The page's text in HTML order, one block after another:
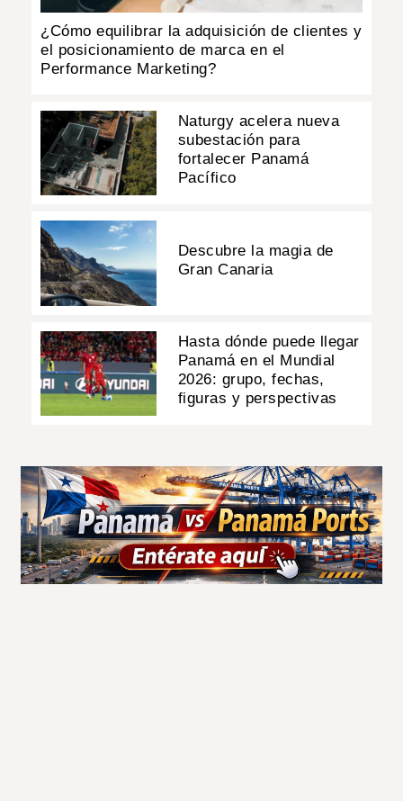
¿Cómo equilibrar la adquisición de clientes y
el posicionamiento de marca en el
Performance Marketing?
Naturgy acelera nueva
subestación para
fortalecer Panamá
Pacífico
Descubre la magia de
Gran Canaria
Hasta dónde puede llegar
Panamá en el Mundial
2026: grupo, fechas,
figuras y perspectivas